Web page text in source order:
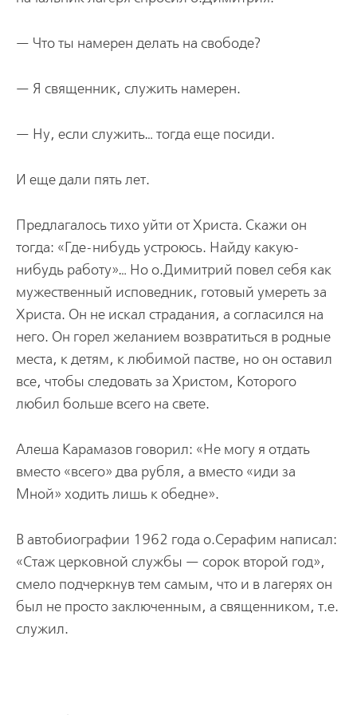
— Что ты намерен делать на свободе?
— Я священник, служить намерен.
— Ну, если служить… тогда еще посиди.
И еще дали пять лет.
Предлагалось тихо уйти от Христа. Скажи он
тогда: «Где-нибудь устроюсь. Найду какую-
нибудь работу»… Но о.Димитрий повел себя как
мужественный исповедник, готовый умереть за
Христа. Он не искал страдания, а согласился на
него. Он горел желанием возвратиться в родные
места, к детям, к любимой пастве, но он оставил
все, чтобы следовать за Христом, Которого
любил больше всего на свете.
Алеша Карамазов говорил: «Не могу я отдать
вместо «всего» два рубля, а вместо «иди за
Мной» ходить лишь к обедне».
В автобиографии 1962 года о.Серафим написал:
«Стаж церковной службы — сорок второй год»,
смело подчеркнув тем самым, что и в лагерях он
был не просто заключенным, а священником, т.е.
служил.